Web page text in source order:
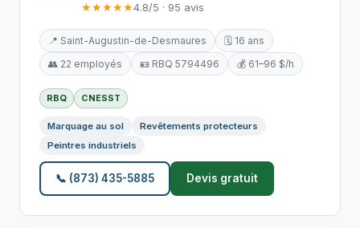
★★★★★4.8/5 · 95 avis
📍 Saint-Augustin-de-Desmaures
🗓️ 16 ans
👥 22 employés
🪪 RBQ 5794496 💰 61–96 $/h
RBQ CNESST
Marquage au sol
Revêtements protecteurs
Peintres industriels
📞 (873) 435-5885 Devis gratuit